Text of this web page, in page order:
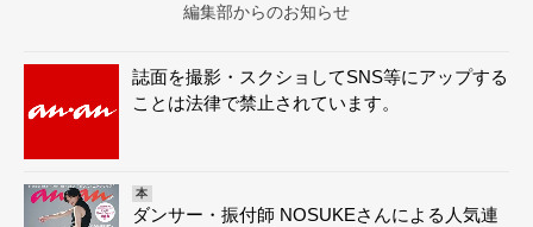
編集部からのお知らせ
誌面を撮影・スクショしてSNS等にアップする
ことは法律で禁止されています。
本
ダンサー・振付師 NOSUKEさんによる人気連